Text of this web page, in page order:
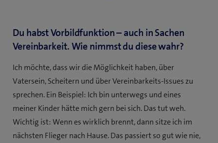
Du habst Vorbildfunktion – auch in Sachen
Vereinbarkeit. Wie nimmst du diese wahr?
Ich möchte, dass wir die Möglichkeit haben, über
Vatersein, Scheitern und über Vereinbarkeits-Issues zu
sprechen. Ein Beispiel: Ich bin unterwegs und eines
meiner Kinder hätte mich gern bei sich. Das tut weh.
Wichtig ist: Wenn es wirklich brennt, dann sitze ich im
nächsten Flieger nach Hause. Das passiert so gut wie nie,